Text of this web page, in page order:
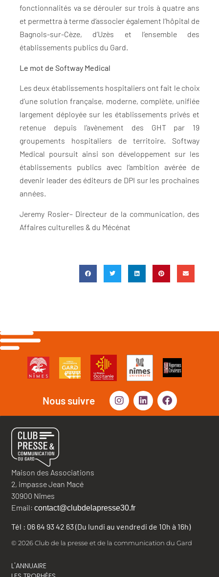
fonctionnalités va se dérouler sur trois à quatre ans
et permettra à terme d’associer également l’hôpital de
Bagnols-sur-Cèze, d’Uzès et l’ensemble des
établissements publics du Gard.
Le mot de Softway Medical
Les deux établissements hospitaliers ont fait le choix
d’une solution française, moderne, complète, unifiée
largement déployée sur les établissements privés et
retenue depuis l’avènement des GHT par 19
groupements hospitaliers de territoire. Softway
Medical poursuit ainsi son développement sur les
établissements publics avec l’ambition avérée de
devenir leader des éditeurs de DPI sur les prochaines
années.
Jeremy Rosier– Directeur de la communication, des
Affaires culturelles & du Mécénat
Nous suivre
Maison des Associations
2, impasse Jean Macé
30900 Nîmes
Email: contact@clubdelapresse30.fr
Tél : 06 64 93 42 63 (Du lundi au vendredi de 10h à 16h)
© 2026 Club de la presse et de la communication du Gard
L'ANNUAIRE